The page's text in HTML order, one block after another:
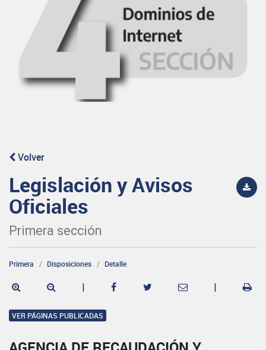
Volver
Legislación y Avisos
Oficiales
Primera sección
Primera Disposiciones Detalle
| |
VER PÁGINAS PUBLICADAS